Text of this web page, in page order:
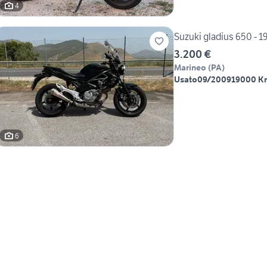
4
6
Suzuki gladius 650 -
3.200 €
Marineo (PA)
Usato09/200919000